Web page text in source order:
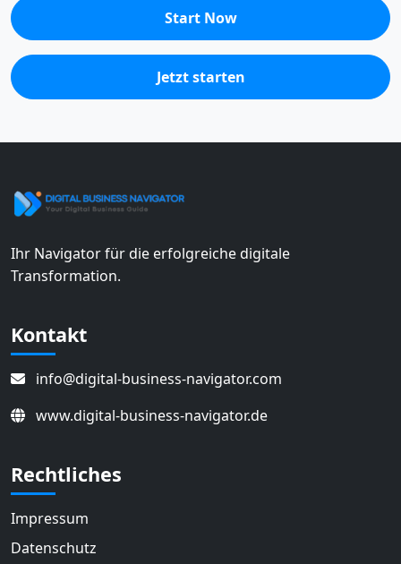
Start Now
Jetzt starten
Ihr Navigator für die erfolgreiche digitale
Transformation.
Kontakt
info@digital-business-navigator.com
www.digital-business-navigator.de
Rechtliches
Impressum
Datenschutz